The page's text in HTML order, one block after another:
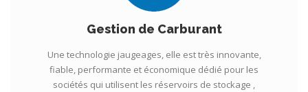
Gestion de Carburant
Une technologie jaugeages, elle est très innovante,
fiable, performante et économique dédié pour les
sociétés qui utilisent les réservoirs de stockage ,